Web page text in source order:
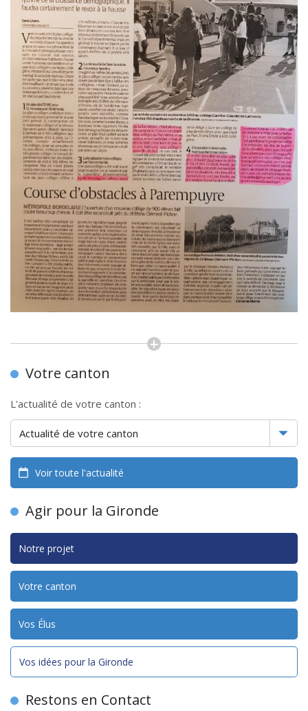
Votre canton
L'actualité de votre canton :
Voir toute l'actualité
Agir pour la Gironde
Notre projet
Votre canton
Vos Élus
Vos idées pour la Gironde
Restons en Contact